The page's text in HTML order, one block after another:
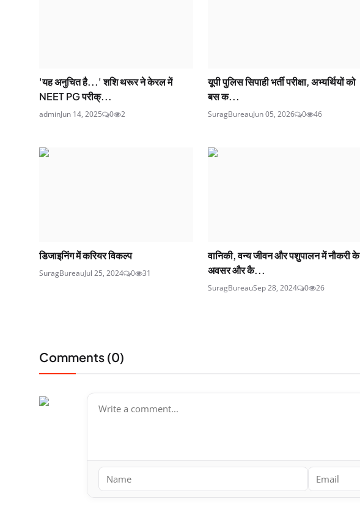
'यह अनुचित है...' शशि थरूर ने केरल में
NEET PG परीक्...
adminJun 14, 2025 0 2
यूपी पुलिस सिपाही भर्ती परीक्षा, अभ्यर्थियों को
बस क...
SuragBureauJun 05, 2026 0 46
डिजाइनिंग में करियर विकल्प
SuragBureauJul 25, 2024 0 31
वानिकी, वन्य जीवन और पशुपालन में नौकरी के
अवसर और कै...
SuragBureauSep 28, 2024 0 26
Comments (0)